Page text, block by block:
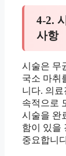
4-2.
사항
시술은 무
국소 마취
니다. 의료
속적으로
시술을 완
함이 있을
중요합니